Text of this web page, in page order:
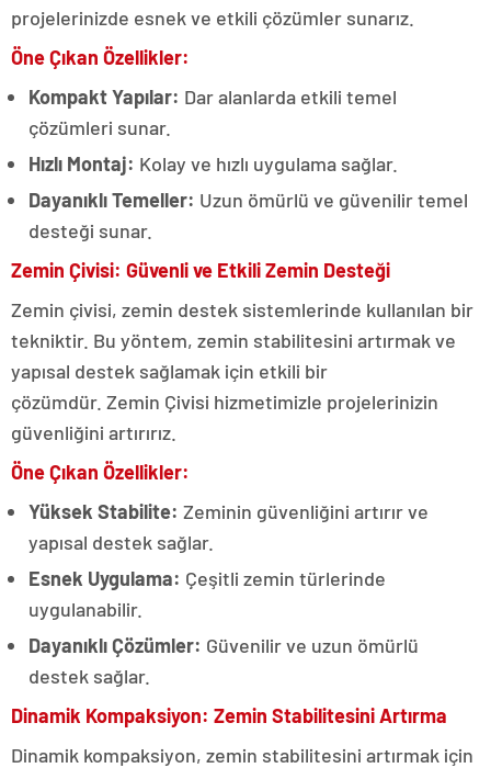
projelerinizde esnek ve etkili çözümler sunarız.
Öne Çıkan Özellikler:
Kompakt Yapılar: Dar alanlarda etkili temel
çözümleri sunar.
Hızlı Montaj: Kolay ve hızlı uygulama sağlar.
Dayanıklı Temeller: Uzun ömürlü ve güvenilir temel
desteği sunar.
Zemin Çivisi: Güvenli ve Etkili Zemin Desteği
Zemin çivisi, zemin destek sistemlerinde kullanılan bir
tekniktir. Bu yöntem, zemin stabilitesini artırmak ve
yapısal destek sağlamak için etkili bir
çözümdür. Zemin Çivisi hizmetimizle projelerinizin
güvenliğini artırırız.
Öne Çıkan Özellikler:
Yüksek Stabilite: Zeminin güvenliğini artırır ve
yapısal destek sağlar.
Esnek Uygulama: Çeşitli zemin türlerinde
uygulanabilir.
Dayanıklı Çözümler: Güvenilir ve uzun ömürlü
destek sağlar.
Dinamik Kompaksiyon: Zemin Stabilitesini Artırma
Dinamik kompaksiyon, zemin stabilitesini artırmak için